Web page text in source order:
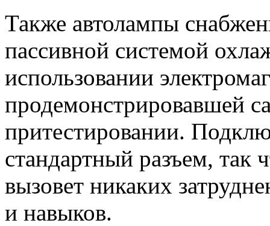
Также автолампы
пассивной системой
использовании
продемонстрировавшей
притестировании.
стандартный разъем, так
вызовет никаких
и навыков.